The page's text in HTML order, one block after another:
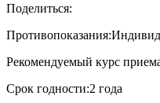
Поделиться:
Противопоказания:
Рекомендуемый курс
Срок годности:2 года